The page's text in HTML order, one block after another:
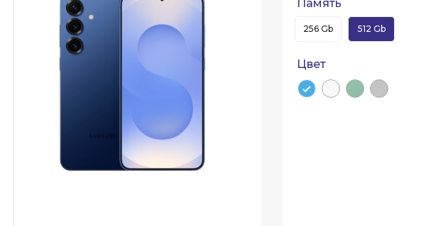
Память
256 Gb 512 Gb
Цвет